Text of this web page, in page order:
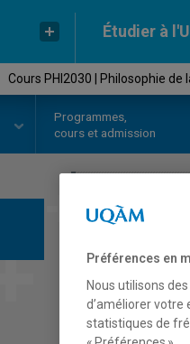
Étudier à
Cours PHI2030 | Philosophie
Programmes,
cours et admission
Préférences en
Nous utilisons
d’améliorer votre
statistiques de